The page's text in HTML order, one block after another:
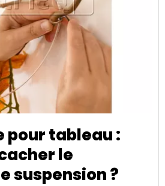
pour tableau :
le
suspension ?